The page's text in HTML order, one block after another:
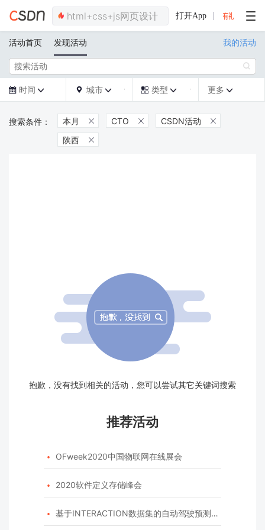
打开App
活动首页 发现活动 我的活动

 时间   城市   类型  更多 
本月  CTO  CSDN活动 
陕西 
抱歉，没有找到相关的活动，您可以尝试其它关键词搜索
推荐活动
 OFweek2020中国物联网在线展会
 2020软件定义存储峰会
 基于INTERACTION数据集的自动驾驶预测模型挑战赛